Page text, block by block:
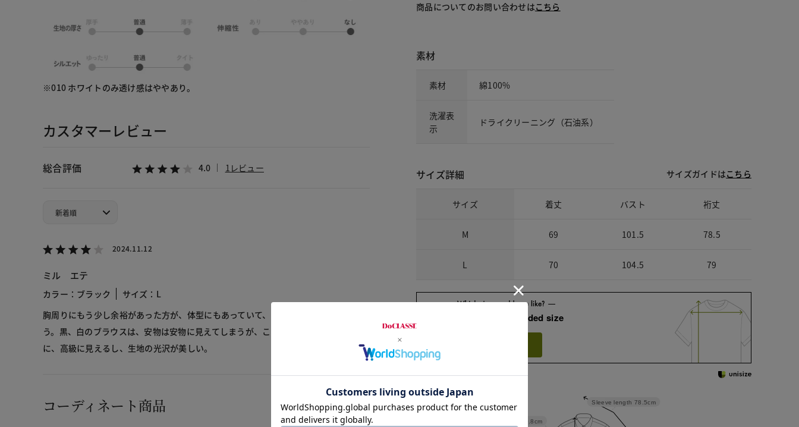
※010 ホワイトのみ透け感はややあり。
カスタマーレビュー
総合評価 4.0 1レビュー
2024.11.12
ミル エテ
カラー：ブラック
サイズ：L
胸周りにもう少し余裕があった方が、体型にもあっていて、窮屈感が軽減されると思
う。黒、白のブラウスは、安物は安物に見えてしまうが、このブラウスは、値段の割
に、高級に見えるし、生地の光沢が美しい。
コーディネート商品
商品についてのお問い合わせはこちら
素材
素材 綿100%
洗濯表
示
ドライクリーニング（石油系）
サイズ詳細 サイズガイドはこちら
サイズ 着丈 バスト 裄丈
M 69 101.5 78.5
L 70 104.5 79
Check the recommended size
Sleeve length 78.5cm
50.8cm